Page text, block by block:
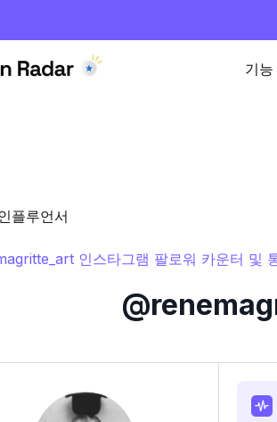
기능
플루언서
인스타그램 팔로워 카운터 및